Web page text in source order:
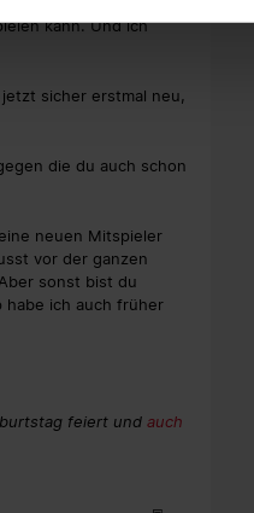
kann. Und ich
sicher erstmal neu,
die du auch schon
neuen Mitspieler
vor der ganzen
sonst bist du
habe ich auch früher
feiert und auch